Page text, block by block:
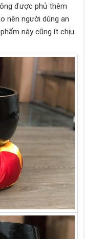
được phủ thêm
nên người dùng an
này cũng ít chịu